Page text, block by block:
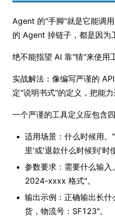
Agent 的"手脚"就是它能调
的 Agent 掉链子，都是因为
绝不能指望 AI 靠"猜"来使用
实战解法：像编写严谨的
定"说明书式"的定义，把能力
一个严谨的工具定义应包含
适用场景：什么时候用
里'或'退款什么时候到'时
参数要求：需要什么输
2024-xxxx 格式"。
输出示例：正确输出长
货，物流号：SF123"。